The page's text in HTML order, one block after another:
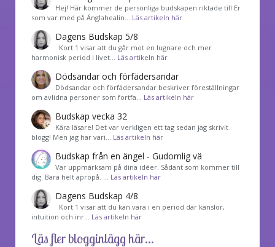
Hej! Här kommer de personliga budskapen riktade till Er
som var med på Änglahealin… Läs artikeln här
Dagens Budskap 5/8
Kort 1 visar att du går mot en lugnare och mer
harmonisk period i livet… Läs artikeln här
Dödsandar och förfädersandar
Dödsandar och förfädersandar beskriver föreställningar
om avlidna personer som fortfa… Läs artikeln här
Budskap vecka 32
Kära läsare! Det var verkligen ett tag sedan jag skrivit
blogg! Men jag har vari… Läs artikeln här
Budskap från en ängel - Gudomlig vä
Var uppmärksam på dina idéer. Sådant som kommer till
dig. Bara helt apropå. … Läs artikeln här
Dagens Budskap 4/8
Kort 1 visar att du kan vara i en period där känslor,
intuition och inr… Läs artikeln här
Läs fler blogginlägg här...